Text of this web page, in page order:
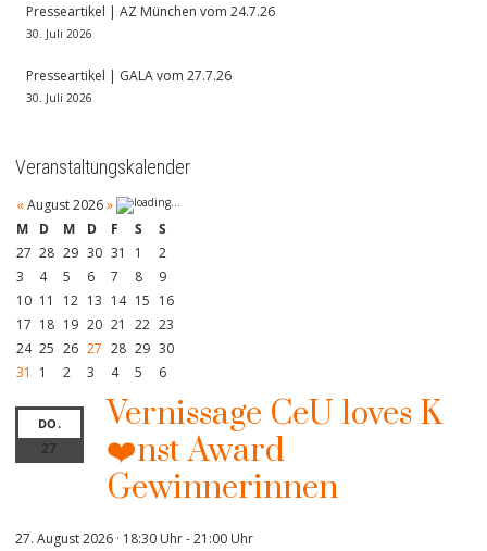
Presseartikel | AZ München vom 24.7.26
30. Juli 2026
Presseartikel | GALA vom 27.7.26
30. Juli 2026
Veranstaltungskalender
« August 2026»
M
D M D F S
S
27 28 29 30 31 1
2
3
4 5 6 7 8
9
10 11 12 13 14 15 16
17 18 19 20 21 22 23
24 25 26 27 28 29 30
31
1 2 3 4 5 6
DO.
27
Vernissage CeU loves K
❤️nst Award
Gewinnerinnen
27. August 2026 · 18:30 Uhr-21:00 Uhr